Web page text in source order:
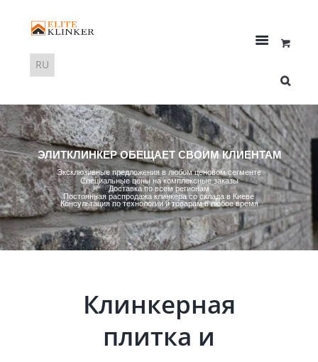
ЭЛИТКЛИНКЕР ОБЕЩАЕТ СВОИМ КЛИЕНТАМ
Специальные цены на комплексные заказы
Эксклюзивные предложения в любом ценовом сегменте
Доставка по всем регионам
Постоянная распродажа клинкера со склада в Киеве
Консультация по технологии и товарам в любое время
Клинкерная
плитка и